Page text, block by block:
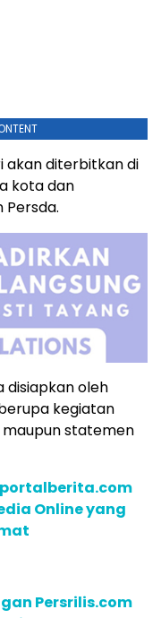
akan diterbitkan di
kota dan
Persda.
disiapkan oleh
kegiatan
maupun statemen
Online yang
Persrilis.com